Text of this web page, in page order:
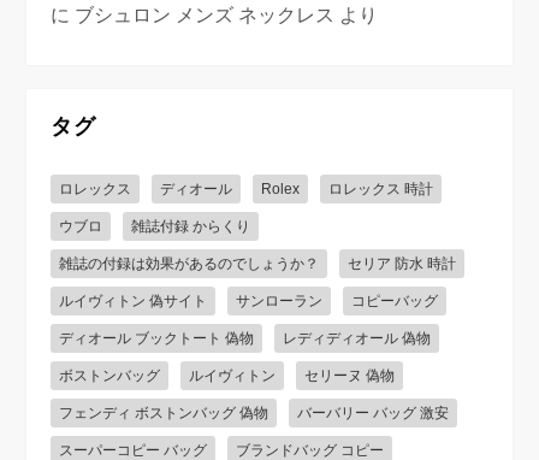
に ブシュロン メンズ ネックレス より
タグ
ロレックス ディオール Rolex ロレックス 時計
ウブロ 雑誌付録 からくり
雑誌の付録は効果があるのでしょうか？ セリア 防水 時計
ルイヴィトン 偽サイト サンローラン コピーバッグ
ディオール ブックトート 偽物 レディディオール 偽物
ボストンバッグ ルイヴィトン セリーヌ 偽物
フェンディ ボストンバッグ 偽物 バーバリー バッグ 激安
スーパーコピー バッグ ブランドバッグ コピー